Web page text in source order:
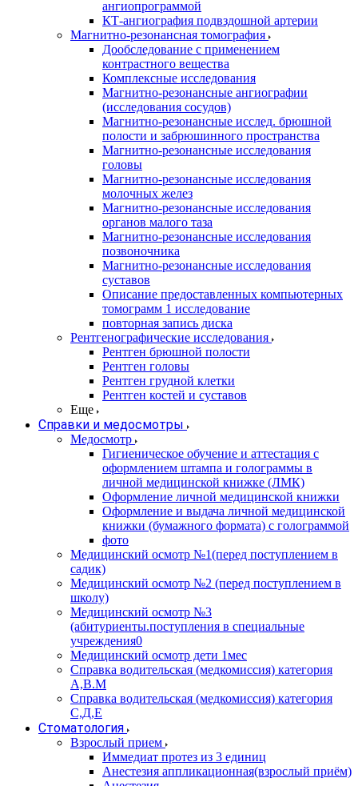
ангиопрограммой
КТ-ангиография подвздошной артерии
Магнитно-резонансная томография
Дообследование с применением
контрастного вещества
Комплексные исследования
Магнитно-резонансные ангиографии
(исследования сосудов)
Магнитно-резонансные исслед. брюшной
полости и забрюшинного пространства
Магнитно-резонансные исследования
головы
Магнитно-резонансные исследования
молочных желез
Магнитно-резонансные исследования
органов малого таза
Магнитно-резонансные исследования
позвоночника
Магнитно-резонансные исследования
суставов
Описание предоставленных компьютерных
томограмм 1 исследование
повторная запись диска
Рентгенографические исследования
Рентген брюшной полости
Рентген головы
Рентген грудной клетки
Рентген костей и суставов
Еще
Справки и медосмотры
Медосмотр
Гигиеническое обучение и аттестация с
оформлением штампа и голограммы в
личной медицинской книжке (ЛМК)
Оформление личной медицинской книжки
Оформление и выдача личной медицинской
книжки (бумажного формата) с голограммой
фото
Медицинский осмотр №1(перед поступлением в
садик)
Медицинский осмотр №2 (перед поступлением в
школу)
Медицинский осмотр №3
(абитуриенты.поступления в специальные
учреждения0
Медицинский осмотр дети 1мес
Справка водительская (медкомиссия) категория
А,В.М
Справка водительская (медкомиссия) категория
С,Д,Е
Стоматология
Взрослый прием
Иммедиат протез из 3 единиц
Анестезия аппликационная(взрослый приём)